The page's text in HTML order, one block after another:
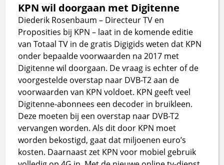
KPN wil doorgaan met Digitenne
Diederik Rosenbaum – Directeur TV en
Proposities bij KPN – laat in de komende editie
van Totaal TV in de gratis Digigids weten dat KPN
onder bepaalde voorwaarden na 2017 met
Digitenne wil doorgaan. De vraag is echter of de
voorgestelde overstap naar DVB-T2 aan de
voorwaarden van KPN voldoet. KPN geeft veel
Digitenne-abonnees een decoder in bruikleen.
Deze moeten bij een overstap naar DVB-T2
vervangen worden. Als dit door KPN moet
worden bekostigd, gaat dat miljoenen euro’s
kosten. Daarnaast zet KPN voor mobiel gebruik